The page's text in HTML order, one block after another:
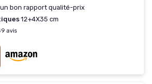
bon rapport qualité-prix
12+4X35 cm
avis